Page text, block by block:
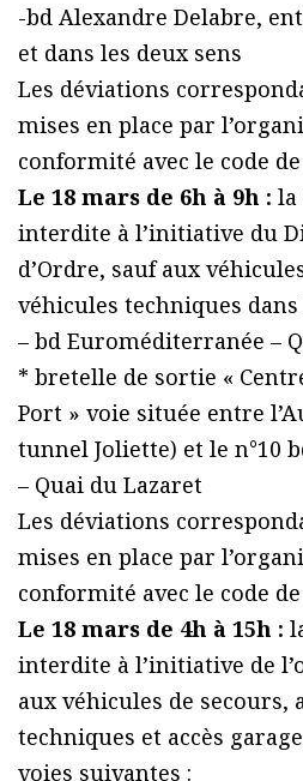
-bd Alexandre Delabre,
et dans les deux sens
Les déviations
mises en place par
conformité avec le code
Le 18 mars de 6h à 9h : la
interdite à l’initiative du
d’Ordre, sauf aux
véhicules techniques
– bd Euroméditerranée –
* bretelle de sortie «
Port » voie située entre
tunnel Joliette) et le n°10
– Quai du Lazaret
Les déviations
mises en place par
conformité avec le code
Le 18 mars de 4h à 15h :
interdite à l’initiative de
aux véhicules de secours,
techniques et accès
voies suivantes :